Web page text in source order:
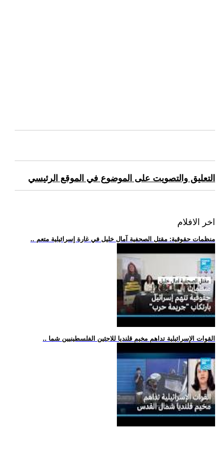
التعليق والتصويت على الموضوع في الموقع الرئيسي
اخر الافلام
.. منظمات حقوقية: مقتل الصحفية آمال خليل في غارة إسرائيلية متعم
.. القوات الإسرائيلية تداهم مخيم قلنديا للاجئين الفلسطينيين شما